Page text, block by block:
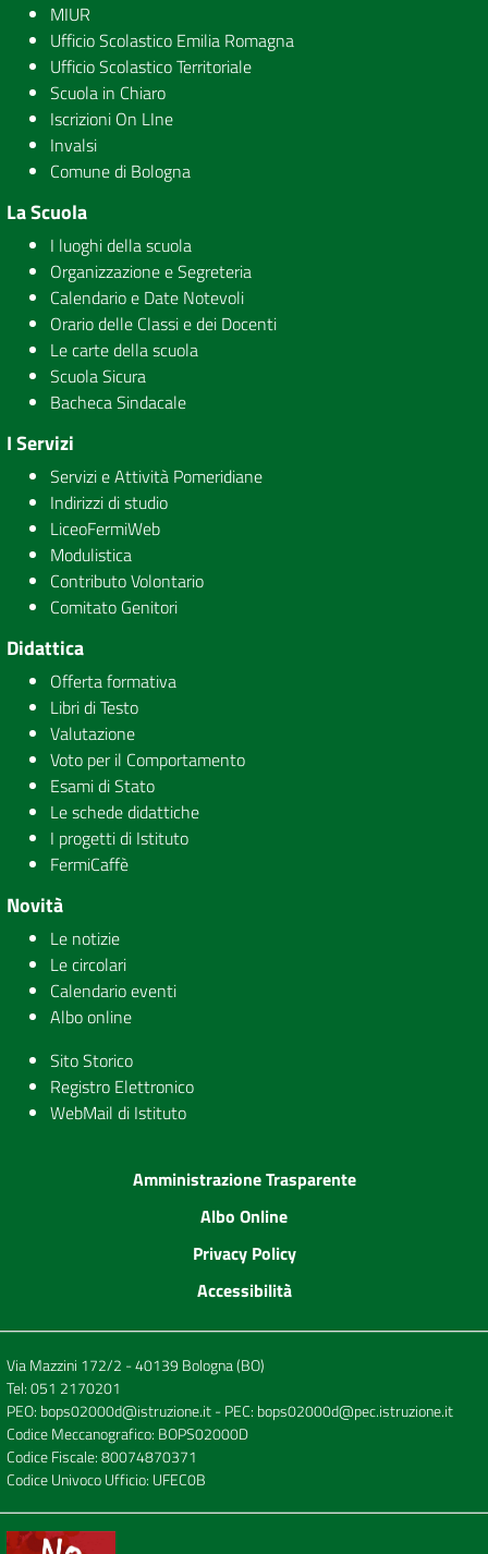
MIUR
Ufficio Scolastico Emilia Romagna
Ufficio Scolastico Territoriale
Scuola in Chiaro
Iscrizioni On LIne
Invalsi
Comune di Bologna
La Scuola
I luoghi della scuola
Organizzazione e Segreteria
Calendario e Date Notevoli
Orario delle Classi e dei Docenti
Le carte della scuola
Scuola Sicura
Bacheca Sindacale
I Servizi
Servizi e Attività Pomeridiane
Indirizzi di studio
LiceoFermiWeb
Modulistica
Contributo Volontario
Comitato Genitori
Didattica
Offerta formativa
Libri di Testo
Valutazione
Voto per il Comportamento
Esami di Stato
Le schede didattiche
I progetti di Istituto
FermiCaffè
Novità
Le notizie
Le circolari
Calendario eventi
Albo online
Sito Storico
Registro Elettronico
WebMail di Istituto
Amministrazione Trasparente
Albo Online
Privacy Policy
Accessibilità
Via Mazzini 172/2 - 40139 Bologna (BO)
Tel:051 2170201
PEO: bops02000d@istruzione.it- PEC: bops02000d@pec.istruzione.it
Codice Meccanografico: BOPS02000D
Codice Fiscale: 80074870371
Codice Univoco Ufficio: UFEC0B